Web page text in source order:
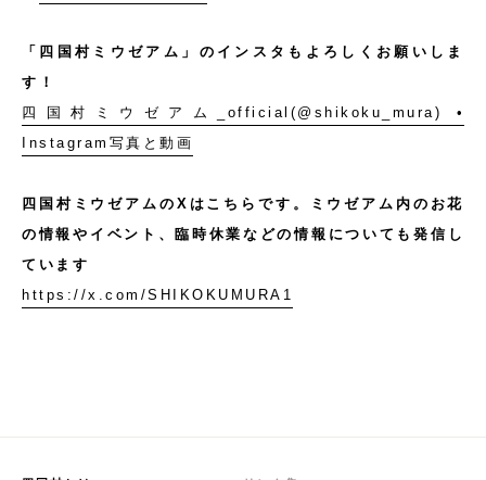
「四国村ミウゼアム」のインスタもよろしくお願いしま
す！
四国村ミウゼアム_official(@shikoku_mura) •
Instagram写真と動画
四国村ミウゼアムのXはこちらです。ミウゼアム内のお花
の情報やイベント、臨時休業などの情報についても発信し
ています
https://x.com/SHIKOKUMURA1